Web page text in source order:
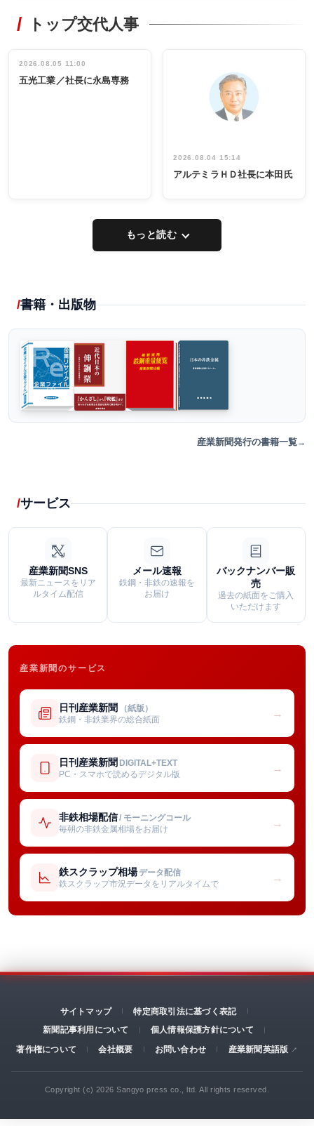
非鉄業界で
インタビュ
ー／社内ア
タックトレー
祝う 業界関
係者ら220人
出席
トップ交代人事
2026.08.05 11:00
五光工業／社長に永島専務
2026.08.04 15:14
アルテミラＨＤ社長に本田氏
もっと読む
書籍・出版物
産業新聞発行の書籍一覧
サービス
産業新聞SNS
最新ニュースをリア
ルタイム配信
メール速報
鉄鋼・非鉄の速報を
お届け
バックナンバー販
売
過去の紙面をご購入
いただけます
産業新聞のサービス
日刊産業新聞 （紙版）
鉄鋼・非鉄業界の総合紙面
→
日刊産業新聞 DIGITAL+TEXT
PC・スマホで読めるデジタル版
→
非鉄相場配信/ モーニングコール
毎朝の非鉄金属相場をお届け
→
鉄スクラップ相場 データ配信
鉄スクラップ市況データをリアルタイムで
→
サイトマップ
特定商取引法に基づく表記
新聞記事利用について
個人情報保護方針について
著作権について
会社概要 お問い合わせ 産業新聞英語版
Copyright (c) 2026 Sangyo press co., ltd. All rights reserved.